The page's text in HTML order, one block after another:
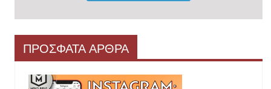
ΠΡΟΣΦΑΤΑ ΑΡΘΡΑ